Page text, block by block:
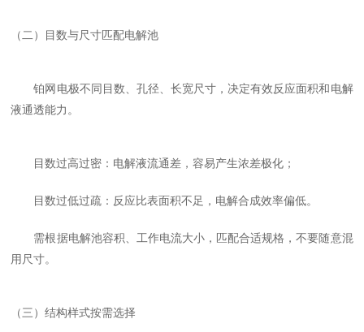
（二）目数与尺寸匹配电解池
铂网电极不同目数、孔径、长宽尺寸，决定有效反应面积和电解
液通透能力。
目数过高过密：电解液流通差，容易产生浓差极化；
目数过低过疏：反应比表面积不足，电解合成效率偏低。
需根据电解池容积、工作电流大小，匹配合适规格，不要随意混
用尺寸。
（三）结构样式按需选择